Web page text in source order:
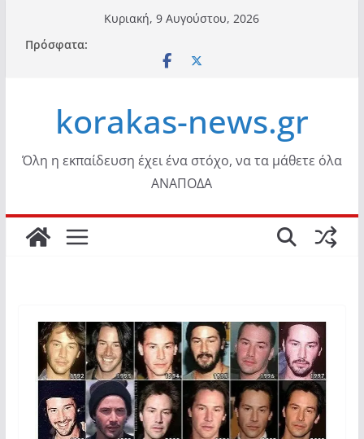
περιεχόμενο
Κυριακή, 9 Αυγούστου, 2026
Πρόσφατα:
korakas-news.gr
Όλη η εκπαίδευση έχει ένα στόχο, να τα μάθετε όλα
ΑΝΑΠΟΔΑ